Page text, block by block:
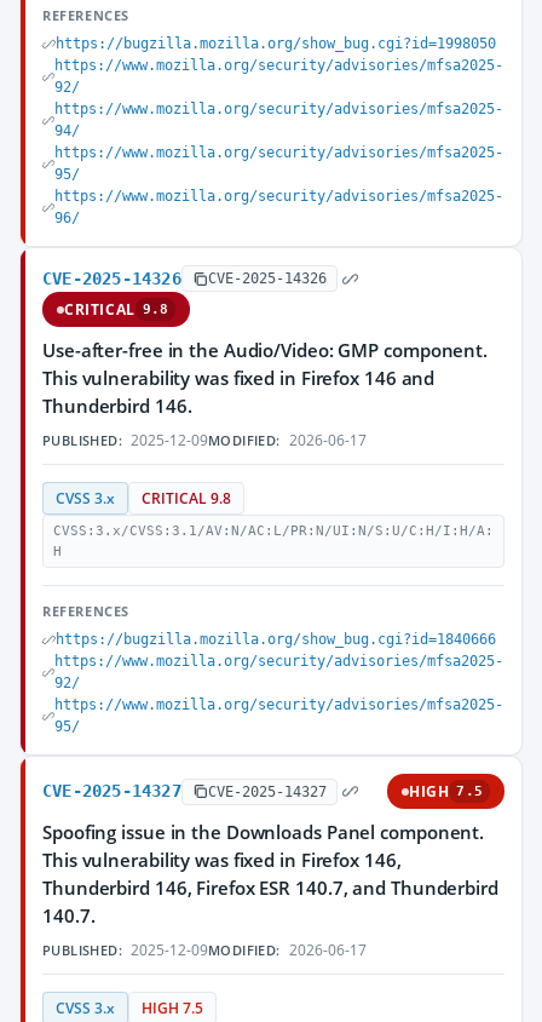
REFERENCES
https://bugzilla.mozilla.org/show_bug.cgi?id=1998050
https://www.mozilla.org/security/advisories/mfsa2025-
92/
https://www.mozilla.org/security/advisories/mfsa2025-
94/
https://www.mozilla.org/security/advisories/mfsa2025-
95/
https://www.mozilla.org/security/advisories/mfsa2025-
96/
CVE-2025-14326 CVE-2025-14326
CRITICAL 9.8
Use-after-free in the Audio/Video: GMP component.
This vulnerability was fixed in Firefox 146 and
Thunderbird 146.
PUBLISHED: 2025-12-09MODIFIED: 2026-06-17
CVSS 3.x CRITICAL 9.8
CVSS:3.x/CVSS:3.1/AV:N/AC:L/PR:N/UI:N/S:U/C:H/I:H/A:
H
REFERENCES
https://bugzilla.mozilla.org/show_bug.cgi?id=1840666
https://www.mozilla.org/security/advisories/mfsa2025-
92/
https://www.mozilla.org/security/advisories/mfsa2025-
95/
CVE-2025-14327 CVE-2025-14327 HIGH 7.5
Spoofing issue in the Downloads Panel component.
This vulnerability was fixed in Firefox 146,
Thunderbird 146, Firefox ESR 140.7, and Thunderbird
140.7.
PUBLISHED: 2025-12-09MODIFIED: 2026-06-17
CVSS 3.x HIGH 7.5